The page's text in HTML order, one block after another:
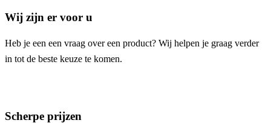
Wij zijn er voor u
Heb je een een vraag over een product? Wij helpen je graag verder
in tot de beste keuze te komen.
Scherpe prijzen